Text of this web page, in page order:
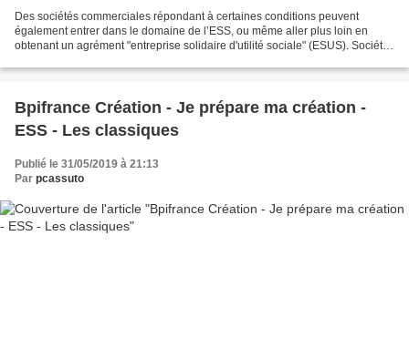
Des sociétés commerciales répondant à certaines conditions peuvent
également entrer dans le domaine de l’ESS, ou même aller plus loin en
obtenant un agrément "entreprise solidaire d'utilité sociale" (ESUS). Société
Bpifrance Création - Je prépare ma création -
ESS - Les classiques
Publié le 31/05/2019 à 21:13
Par pcassuto